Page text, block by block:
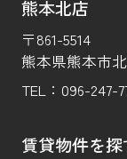
熊本北店
〒861-5514
熊本県熊本市
TEL： 096-247-
賃貸物件を探